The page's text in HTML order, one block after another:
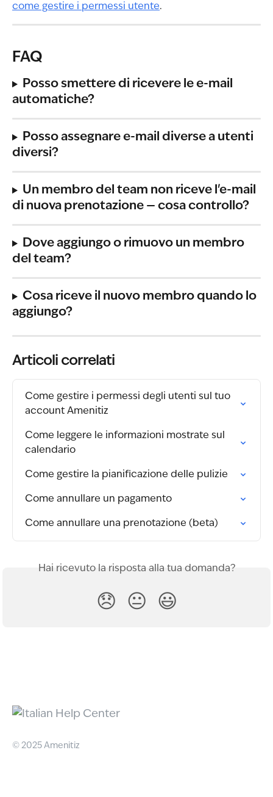
come gestire i permessi utente.
FAQ
Posso smettere di ricevere le e-mail
automatiche?
Posso assegnare e-mail diverse a utenti
diversi?
Un membro del team non riceve l'e-mail
di nuova prenotazione — cosa controllo?
Dove aggiungo o rimuovo un membro
del team?
Cosa riceve il nuovo membro quando lo
aggiungo?
Articoli correlati
Come gestire i permessi degli utenti sul tuo
account Amenitiz
Come leggere le informazioni mostrate sul
calendario
Come gestire la pianificazione delle pulizie
Come annullare un pagamento
Come annullare una prenotazione (beta)
Hai ricevuto la risposta alla tua domanda?
😞 😐 😃
© 2025 Amenitiz